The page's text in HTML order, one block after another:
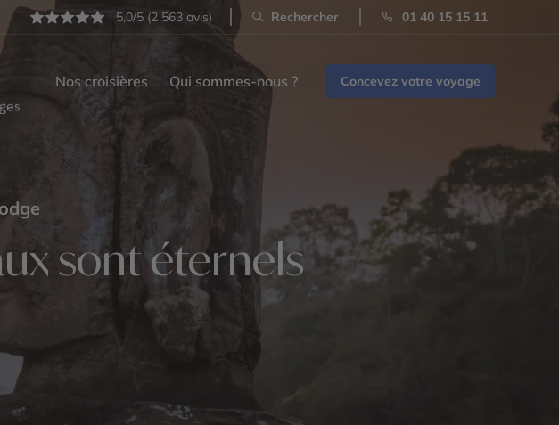
5,0/5 (2 563 avis) Rechercher 01 40 15 15 11
Nos croisières Qui sommes-nous ? Concevez votre voyage
sont éternels